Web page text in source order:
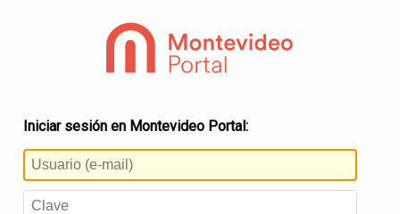
Iniciar sesión en Montevideo Portal: